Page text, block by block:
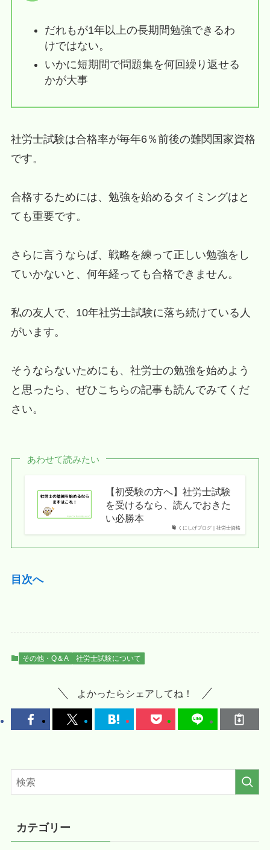
だれもが1年以上の長期間勉強できるわ
けではない。
いかに短期間で問題集を何回繰り返せる
かが大事
社労士試験は合格率が毎年6％前後の難関国家資格
です。
合格するためには、勉強を始めるタイミングはと
ても重要です。
さらに言うならば、戦略を練って正しい勉強をし
ていかないと、何年経っても合格できません。
私の友人で、10年社労士試験に落ち続けている人
がいます。
そうならないためにも、社労士の勉強を始めよう
と思ったら、ぜひこちらの記事も読んでみてくだ
さい。
あわせて読みたい
くにしげブログ｜社労士資格
【初受験の方へ】社労士試験
を受けるなら、読んでおきた
い必勝本
目次へ
その他・Q＆A 社労士試験について
よかったらシェアしてね！
カテゴリー